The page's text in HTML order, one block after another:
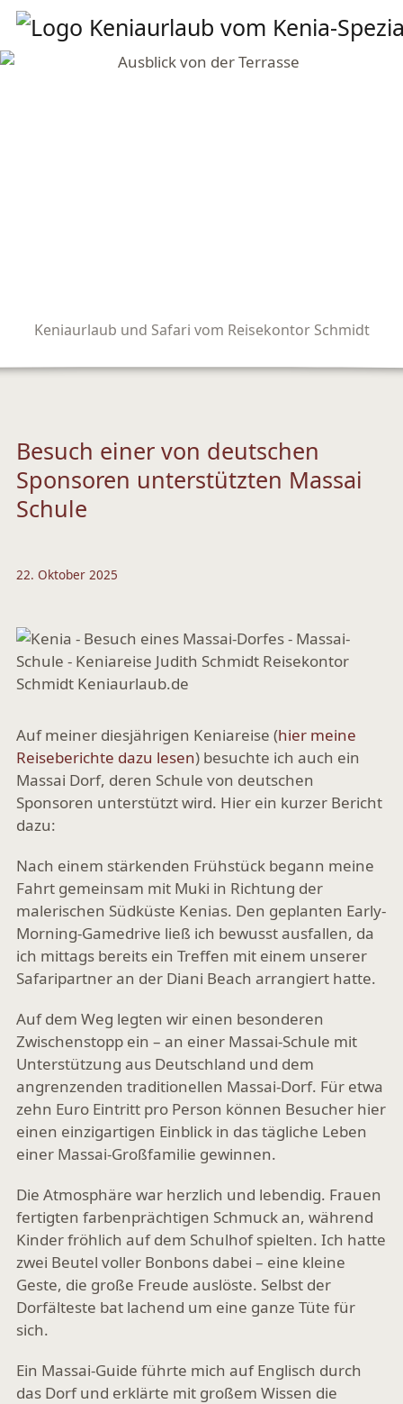
Keniaurlaub und Safari vom Reisekontor Schmidt
Besuch einer von deutschen
Sponsoren unterstützten Massai
Schule
22. Oktober 2025
Auf meiner diesjährigen Keniareise (hier meine
Reiseberichte dazu lesen) besuchte ich auch ein
Massai Dorf, deren Schule von deutschen
Sponsoren unterstützt wird. Hier ein kurzer Bericht
dazu:
Nach einem stärkenden Frühstück begann meine
Fahrt gemeinsam mit Muki in Richtung der
malerischen Südküste Kenias. Den geplanten Early-
Morning-Gamedrive ließ ich bewusst ausfallen, da
ich mittags bereits ein Treffen mit einem unserer
Safaripartner an der Diani Beach arrangiert hatte.
Auf dem Weg legten wir einen besonderen
Zwischenstopp ein – an einer Massai-Schule mit
Unterstützung aus Deutschland und dem
angrenzenden traditionellen Massai-Dorf. Für etwa
zehn Euro Eintritt pro Person können Besucher hier
einen einzigartigen Einblick in das tägliche Leben
einer Massai-Großfamilie gewinnen.
Die Atmosphäre war herzlich und lebendig. Frauen
fertigten farbenprächtigen Schmuck an, während
Kinder fröhlich auf dem Schulhof spielten. Ich hatte
zwei Beutel voller Bonbons dabei – eine kleine
Geste, die große Freude auslöste. Selbst der
Dorfälteste bat lachend um eine ganze Tüte für
sich.
Ein Massai-Guide führte mich auf Englisch durch
das Dorf und erklärte mit großem Wissen die